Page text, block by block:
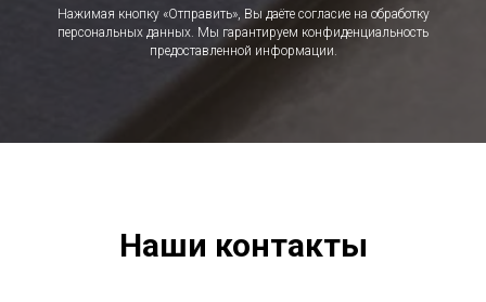
Нажимая кнопку «Отправить», Вы даёте согласие на обработку
персональных данных. Мы гарантируем конфиденциальность
предоставленной информации.
Наши контакты